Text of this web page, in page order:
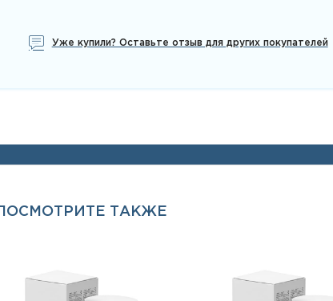
Уже купили? Оставьте отзыв для других покупателей
ПОСМОТРИТЕ ТАКЖЕ